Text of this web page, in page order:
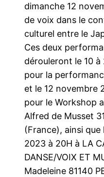
dimanche 12
de voix dans le
culturel entre le
Ces deux
dérouleront le 10 à
pour la
et le 12 novembre
pour le Workshop
Alfred de Musset
(France), ainsi que
2023 à 20H à LA
DANSE/VOIX ET
Madeleine 81140